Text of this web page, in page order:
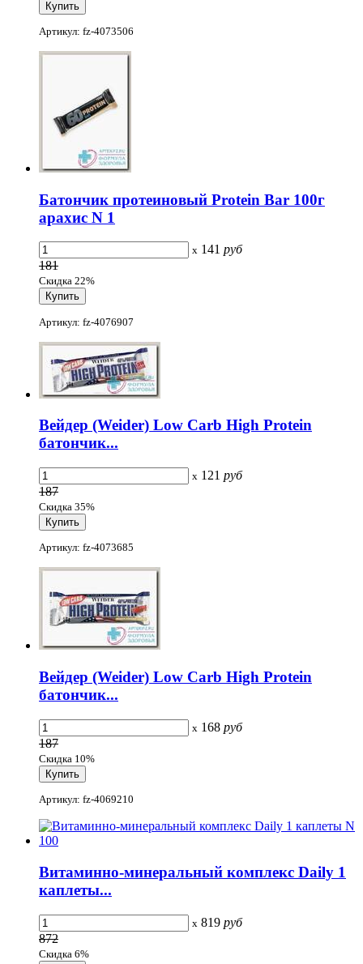
Артикул: fz-4073506
Батончик протеиновый Protein Bar 100г
арахис N 1
x 141 руб
181
Скидка 22%
Артикул: fz-4076907
Вейдер (Weider) Low Carb High Protein
батончик...
x 121 руб
187
Скидка 35%
Артикул: fz-4073685
Вейдер (Weider) Low Carb High Protein
батончик...
x 168 руб
187
Скидка 10%
Артикул: fz-4069210
Витаминно-минеральный комплекс Daily 1
каплеты...
x 819 руб
872
Скидка 6%